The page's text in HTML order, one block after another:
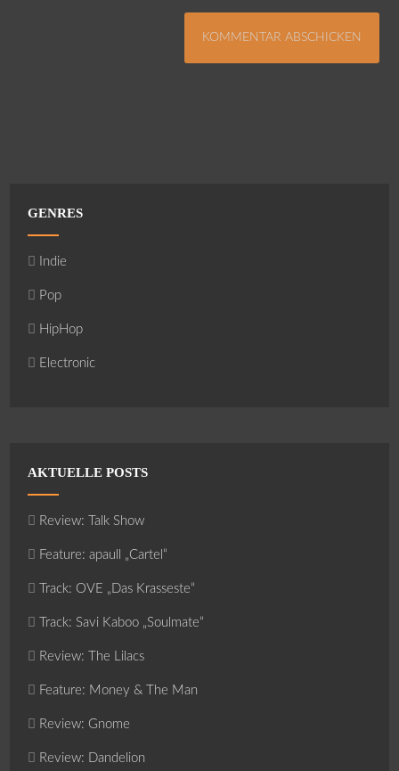
GENRES
Indie
Pop
HipHop
Electronic
AKTUELLE POSTS
Review: Talk Show
Feature: apaull „Cartel“
Track: OVE „Das Krasseste“
Track: Savi Kaboo „Soulmate“
Review: The Lilacs
Feature: Money & The Man
Review: Gnome
Review: Dandelion